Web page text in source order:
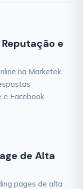
e
na Marketek
Facebook.
de Alta
pages de alta